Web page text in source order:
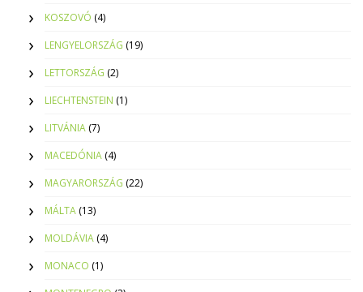
KOSZOVÓ (4)
LENGYELORSZÁG (19)
LETTORSZÁG (2)
LIECHTENSTEIN (1)
LITVÁNIA (7)
MACEDÓNIA (4)
MAGYARORSZÁG (22)
MÁLTA (13)
MOLDÁVIA (4)
MONACO (1)